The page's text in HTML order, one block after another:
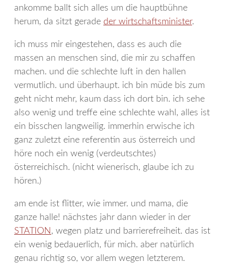
ankomme ballt sich alles um die hauptbühne
herum, da sitzt gerade der wirtschaftsminister.
ich muss mir eingestehen, dass es auch die
massen an menschen sind, die mir zu schaffen
machen. und die schlechte luft in den hallen
vermutlich. und überhaupt. ich bin müde bis zum
geht nicht mehr, kaum dass ich dort bin. ich sehe
also wenig und treffe eine schlechte wahl, alles ist
ein bisschen langweilig. immerhin erwische ich
ganz zuletzt eine referentin aus österreich und
höre noch ein wenig (verdeutschtes)
österreichisch. (nicht wienerisch, glaube ich zu
hören.)
am ende ist flitter, wie immer. und mama, die
ganze halle! nächstes jahr dann wieder in der
STATION , wegen platz und barrierefreiheit. das ist
ein wenig bedauerlich, für mich. aber natürlich
genau richtig so, vor allem wegen letzterem.